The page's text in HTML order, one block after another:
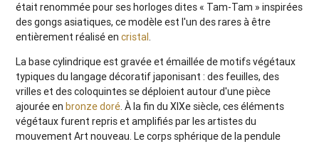
était renommée pour ses horloges dites « Tam-Tam » inspirées
des gongs asiatiques, ce modèle est l'un des rares à être
entièrement réalisé encristal.
La base cylindrique est gravée et émaillée de motifs végétaux
typiques du langage décoratif japonisant : des feuilles, des
vrilles et des coloquintes se déploient autour d'une pièce
ajourée enbronze doré. À la fin du XIXe siècle, ces éléments
végétaux furent repris et amplifiés par les artistes du
mouvement Art nouveau. Le corps sphérique de la pendule